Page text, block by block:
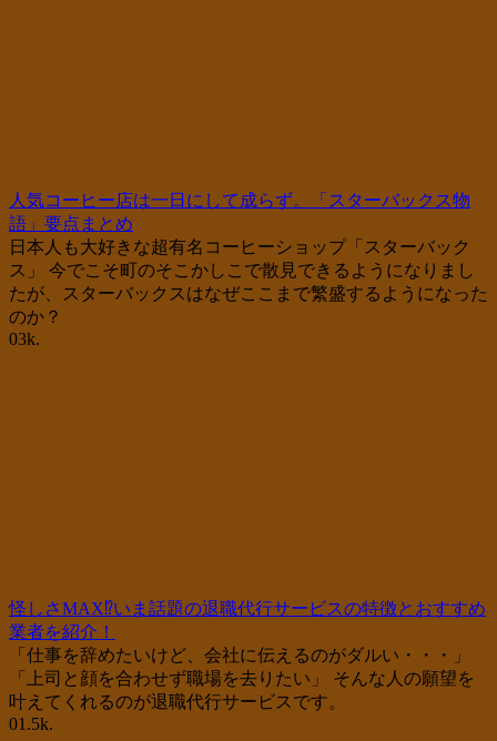
人気コーヒー店は一日にして成らず。「スターバックス物
語」要点まとめ
日本人も大好きな超有名コーヒーショップ「スターバック
ス」 今でこそ町のそこかしこで散見できるようになりまし
たが、スターバックスはなぜここまで繁盛するようになった
のか？
03k.
怪しさMAX⁉いま話題の退職代行サービスの特徴とおすすめ
業者を紹介！
「仕事を辞めたいけど、会社に伝えるのがダルい・・・」
「上司と顔を合わせず職場を去りたい」 そんな人の願望を
叶えてくれるのが退職代行サービスです。
01.5k.